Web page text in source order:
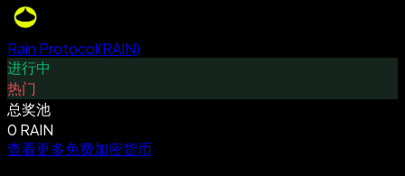
Rain Protocol(RAIN)
进行中
热门
总奖池
0 RAIN
查看更多免费加密货币